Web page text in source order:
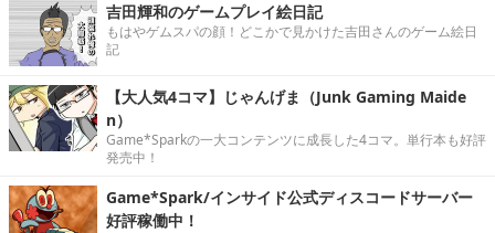
吉田輝和のゲームプレイ絵日記
もはやゲムスパの顔！どこかで見かけた吉田さんのゲーム絵日
記
【大人気4コマ】じゃんげま（Junk Gaming Maide
n）
Game*Sparkの一大コンテンツに成長した4コマ。単行本も好評
発売中！
Game*Spark/インサイド公式ディスコードサーバー
好評稼働中！